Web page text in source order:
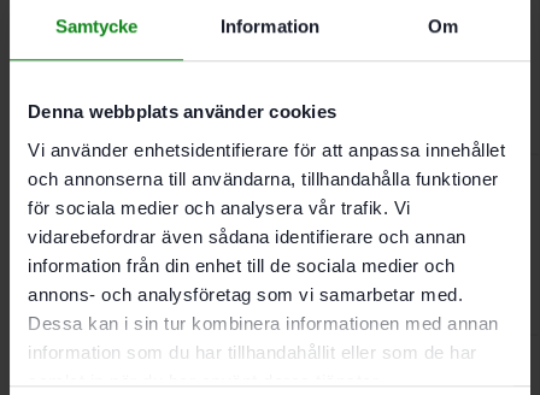
Samtycke Information Om
Denna webbplats använder cookies
Vi använder enhetsidentifierare för att anpassa innehållet
och annonserna till användarna, tillhandahålla funktioner
för sociala medier och analysera vår trafik. Vi
vidarebefordrar även sådana identifierare och annan
information från din enhet till de sociala medier och
annons- och analysföretag som vi samarbetar med.
Dessa kan i sin tur kombinera informationen med annan
information som du har tillhandahållit eller som de har
Festool Spännanordning
1321.78
Festool Spiralrörstav HS 2
120×600 M14
501 kr